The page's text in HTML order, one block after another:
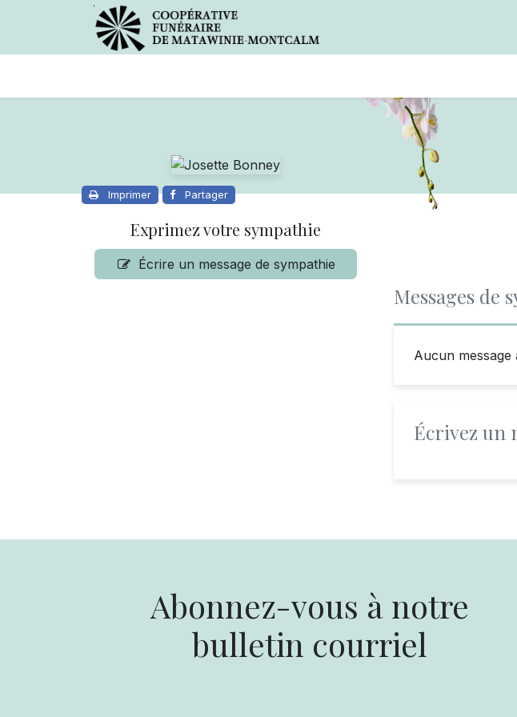
Imprimer Partager
Exprimez votre sympathie
Écrire un message de sympathie
Messages de
Aucun message
Écrivez un
Abonnez-vous à notre
bulletin courriel